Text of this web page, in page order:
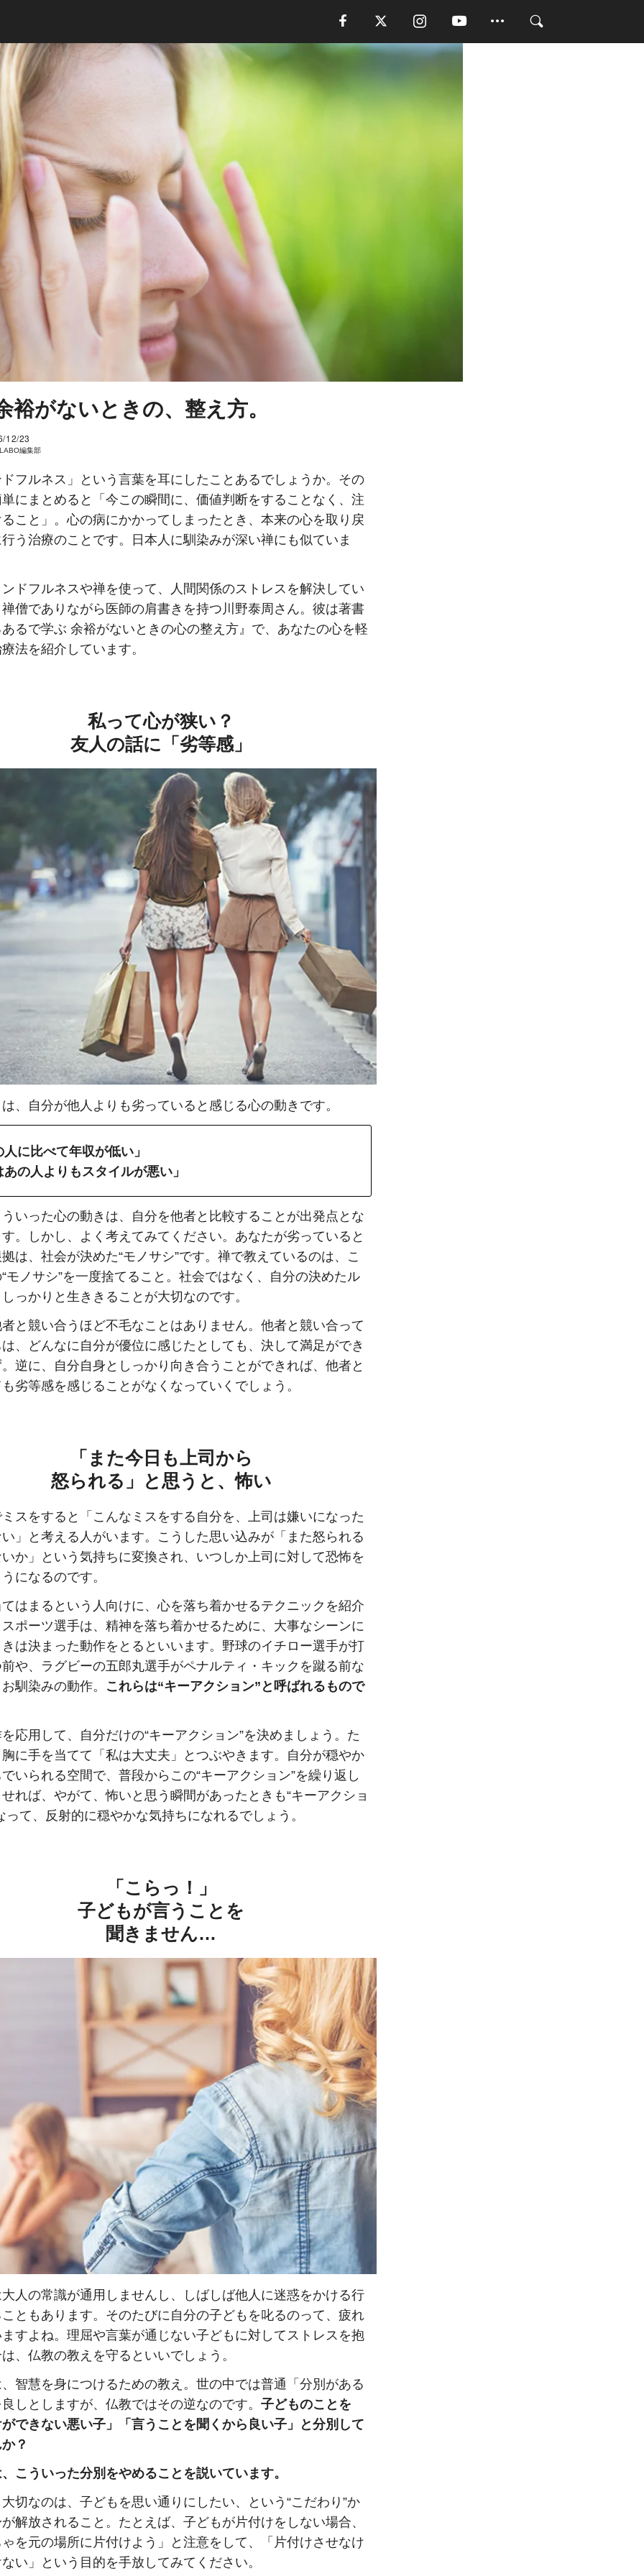
裕がないときの、整え方。
12/23
編集部
フルネス」という言葉を耳にしたことあるでしょうか。その
にまとめると「今この瞬間に、価値判断をすることなく、注
こと」。心の病にかかってしまったとき、本来の心を取り戻
う治療のことです。日本人に馴染みが深い禅にも似ていま
ドフルネスや禅を使って、人間関係のストレスを解決してい
僧でありながら医師の肩書きを持つ川野泰周さん。彼は著書
るで学ぶ 余裕がないときの心の整え方』で、あなたの心を軽
法を紹介しています。
私って心が狭い？
友人の話に「劣等感」
、自分が他人よりも劣っていると感じる心の動きです。
に比べて年収が低い」
の人よりもスタイルが悪い」
いった心の動きは、自分を他者と比較することが出発点とな
。しかし、よく考えてみてください。あなたが劣っていると
は、社会が決めた“モノサシ”です。禅で教えているのは、こ
モノサシ”を一度捨てること。社会ではなく、自分の決めたル
っかりと生ききることが大切なのです。
と競い合うほど不毛なことはありません。他者と競い合って
、どんなに自分が優位に感じたとしても、決して満足ができ
逆に、自分自身としっかり向き合うことができれば、他者と
劣等感を感じることがなくなっていくでしょう。
「また今日も上司から
怒られる」と思うと、怖い
スをすると「こんなミスをする自分を、上司は嫌いになった
」と考える人がいます。こうした思い込みが「また怒られる
か」という気持ちに変換され、いつしか上司に対して恐怖を
になるのです。
はまるという人向けに、心を落ち着かせるテクニックを紹介
ポーツ選手は、精神を落ち着かせるために、大事なシーンに
は決まった動作をとるといいます。野球のイチロー選手が打
や、ラグビーの五郎丸選手がペナルティ・キックを蹴る前な
馴染みの動作。
これらは“キーアクション”と呼ばれるもので
応用して、自分だけの“キーアクション”を決めましょう。た
に手を当てて「私は大丈夫」とつぶやきます。自分が穏やか
いられる空間で、普段からこの“キーアクション”を繰り返し
れば、やがて、怖いと思う瞬間があったときも“キーアクショ
って、反射的に穏やかな気持ちになれるでしょう。
「こらっ！」
子どもが言うことを
聞きません…
人の常識が通用しませんし、しばしば他人に迷惑をかける行
ともあります。そのたびに自分の子どもを叱るのって、疲れ
すよね。理屈や言葉が通じない子どもに対してストレスを抱
、仏教の教えを守るといいでしょう。
智慧を身につけるための教え。世の中では普通「分別がある
しとしますが、仏教ではその逆なのです。 子どものことを
できない悪い子」「言うことを聞くから良い子」と分別して
？
こういった分別をやめることを説いています。
切なのは、子どもを思い通りにしたい、という“こだわり”か
解放されること。たとえば、子どもが片付けをしない場合、
を元の場所に片付けよう」と注意をして、「片付けさせなけ
い」という目的を手放してみてください。